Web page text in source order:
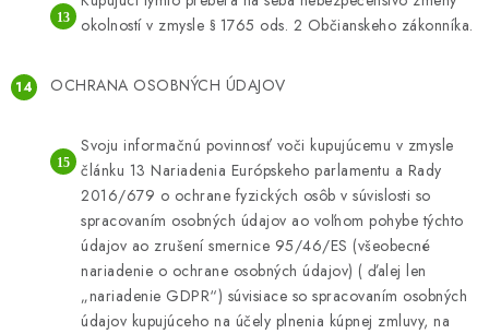
okolností v zmysle § 1765 ods. 2 Občianskeho zákonníka.
OCHRANA OSOBNÝCH ÚDAJOV
Svoju informačnú povinnosť voči kupujúcemu v zmysle
článku 13 Nariadenia Európskeho parlamentu a Rady
2016/679 o ochrane fyzických osôb v súvislosti so
spracovaním osobných údajov ao voľnom pohybe týchto
údajov ao zrušení smernice 95/46/ES (všeobecné
nariadenie o ochrane osobných údajov) ( ďalej len
„nariadenie GDPR“) súvisiace so spracovaním osobných
údajov kupujúceho na účely plnenia kúpnej zmluvy, na